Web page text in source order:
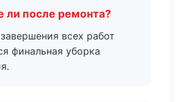
ли после ремонта?
всех работ
финальная уборка